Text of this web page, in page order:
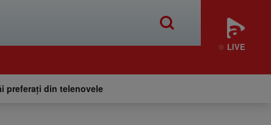
LIVE
preferați din telenovele